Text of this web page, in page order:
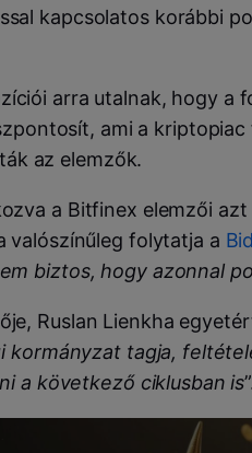
kapcsolatos korábbi
arra utalnak, hogy a
ami a
az elemzők.
a Bitfinex elemzői
valószínűleg folytatja a
biztos, hogy azonnal
Ruslan Lienkha
kormányzat tagja,
a következő ciklusban is